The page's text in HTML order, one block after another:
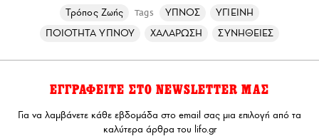
Τρόπος Ζωής Tags ΥΠΝΟΣ
ΥΓΙΕΙΝΗ
ΠΟΙΟΤΗΤΑ ΥΠΝΟΥ
ΧΑΛΑΡΩΣΗ ΣΥΝΗΘΕΙΕΣ
ΕΓΓΡΑΦΕΙΤΕ ΣΤΟ NEWSLETTER ΜΑΣ
Για να λαμβάνετε κάθε εβδομάδα στο email σας μια επιλογή από τα
καλύτερα άρθρα του lifo.gr